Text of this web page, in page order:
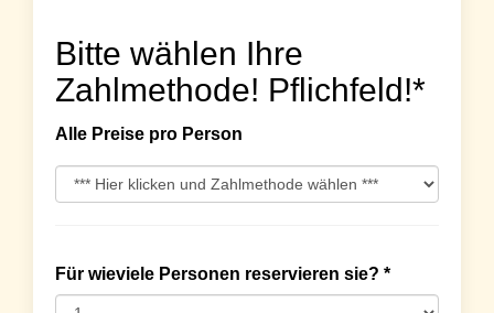
Bitte wählen Ihre
Zahlmethode! Pflichfeld!*
Alle Preise pro Person
Für wieviele Personen reservieren sie? *